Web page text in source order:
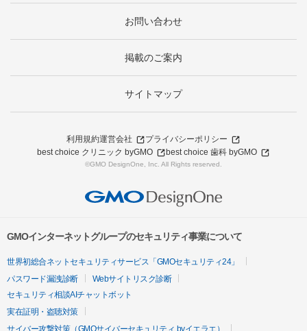
お問い合わせ
掲載のご案内
サイトマップ
利用規約運営会社
プライバシーポリシー
best choice クリニック byGMO
best choice 歯科 byGMO
©GMO DesignOne, Inc. All Rights reserved.
GMOインターネットグループのセキュリティ事業について
世界初総合ネットセキュリティサービス「GMOセキュリティ24」
パスワード漏洩診断
Webサイトリスク診断
セキュリティ相談AIチャットボット
実在証明・盗聴対策
サイバー攻撃対策（GMOサイバーセキュリティ byイエラエ）